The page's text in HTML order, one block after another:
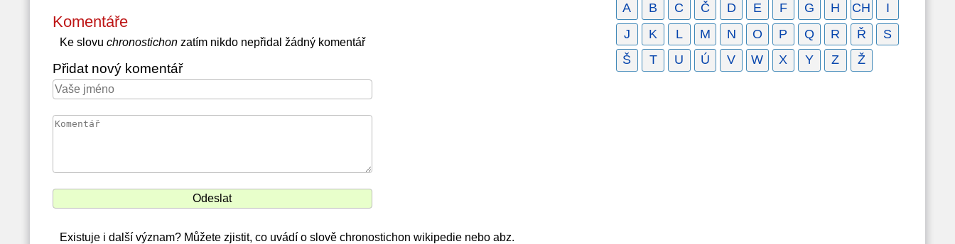
Komentáře
Ke slovu chronostichonzatím nikdo nepřidal žádný komentář
Přidat nový komentář
Existuje i další význam? Můžete zjistit, co uvádí o slově chronostichon wikipedie nebo abz.
A B C Č D E F G H CH
I
J
K L M N O P Q R Ř
S
Š
T U Ú V W X Y Z Ž